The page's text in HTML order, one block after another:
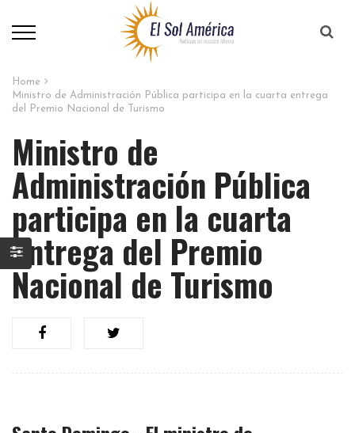
Home
Ministro de Administración Pública participa en la cuarta entrega
del Premio Nacional de Turismo
Ministro de
Administración Pública
participa en la cuarta
entrega del Premio
Nacional de Turismo